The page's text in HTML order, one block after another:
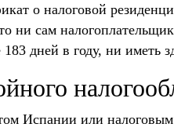
о налоговой
ни сам
дней в году, ни иметь
Испании или